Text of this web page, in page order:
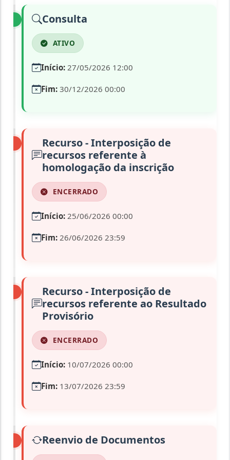
Consulta
ATIVO
Início: 27/05/2026 12:00
Fim: 30/12/2026 00:00
Recurso - Interposição de
recursos referente à
homologação da inscrição
ENCERRADO
Início: 25/06/2026 00:00
Fim: 26/06/2026 23:59
Recurso - Interposição de
recursos referente ao Resultado
Provisório
ENCERRADO
Início: 10/07/2026 00:00
Fim: 13/07/2026 23:59
Reenvio de Documentos